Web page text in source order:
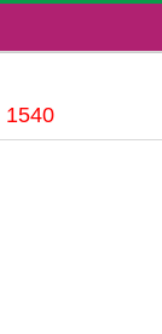
1540